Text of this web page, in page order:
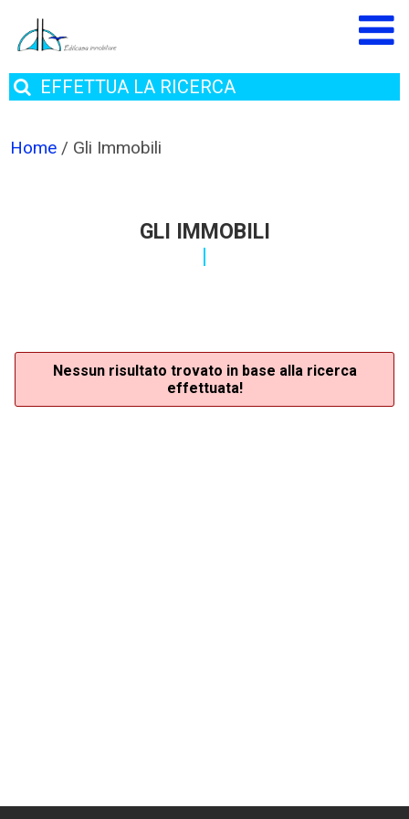
EFFETTUA LA RICERCA
Home / Gli Immobili
GLI IMMOBILI
Nessun risultato trovato in base alla ricerca
effettuata!